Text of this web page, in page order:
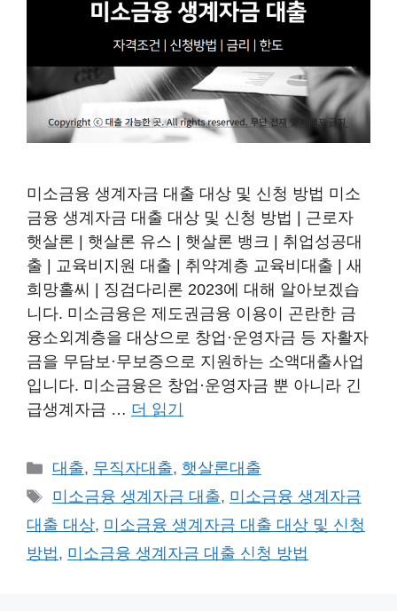
미소금융 생계자금 대출 대상 및 신청 방법 미소
금융 생계자금 대출 대상 및 신청 방법 | 근로자
햇살론 | 햇살론 유스 | 햇살론 뱅크 | 취업성공대
출 | 교육비지원 대출 | 취약계층 교육비대출 | 새
희망홀씨 | 징검다리론 2023에 대해 알아보겠습
니다. 미소금융은 제도권금융 이용이 곤란한 금
융소외계층을 대상으로 창업·운영자금 등 자활자
금을 무담보·무보증으로 지원하는 소액대출사업
입니다. 미소금융은 창업·운영자금 뿐 아니라 긴
급생계자금 … 더 읽기
카
테
리
대출, 무직자대출, 햇살론대출
태
그
미소금융 생계자금 대출, 미소금융 생계자금
대출 대상, 미소금융 생계자금 대출 대상 및 신청
방법 , 미소금융 생계자금 대출 신청 방법